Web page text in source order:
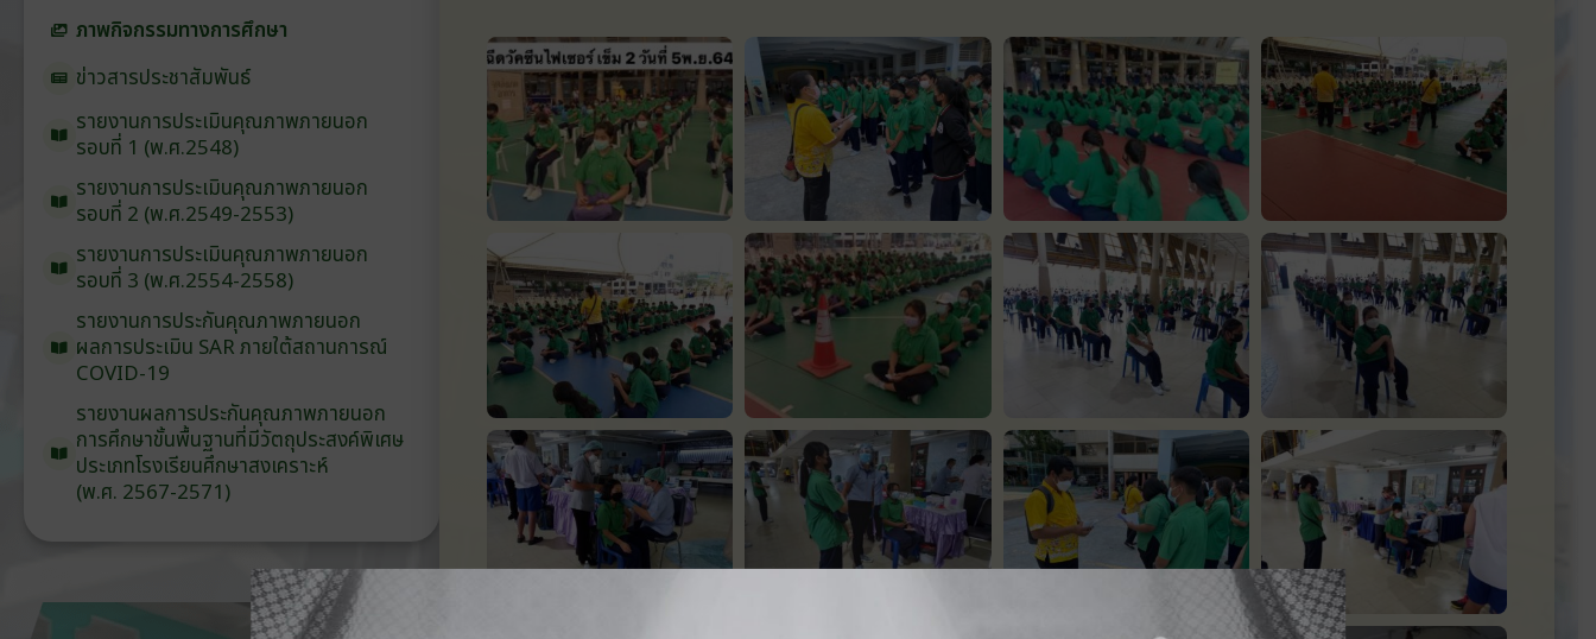
ภาพกิจกรรมทางการศึกษา
ข่าวสารประชาสัมพันธ์
รายงานการประเมินคุณภาพภายนอก
รอบ⁠ที่ 1 (พ.ศ.2548)
รายงานการประเมินคุณภาพภายนอก
รอบ⁠ที่ 2 (พ.ศ.2549-2553)
รายงานการประเมินคุณภาพภายนอก
รอบ⁠ที่ 3 (พ.ศ.2554-2558)
รายงานการประกันคุณภาพภายนอก
ผลการประเมิน SARภายใต้สถานการณ์
COVID-19
รายงานผลการประกันคุณภาพภายนอก
การศึกษาขั้นพื้นฐานที่มีวัตถุประสงค์พิเศษ
ประเภทโรงเรียนศึกษาสงเคราะห์
(พ.ศ. 2567-2571)